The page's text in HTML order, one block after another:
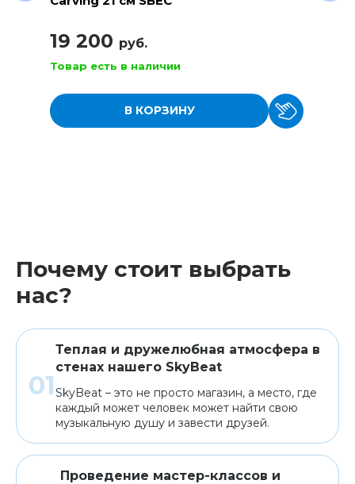
19 200 руб.
Товар есть в наличии
В КОРЗИНУ
Почему стоит выбрать
нас?
Теплая и дружелюбная атмосфера в
стенах нашего SkyBeat
SkyBeat – это не просто магазин, а место, где
каждый может человек может найти свою
музыкальную душу и завести друзей.
Проведение мастер-классов и